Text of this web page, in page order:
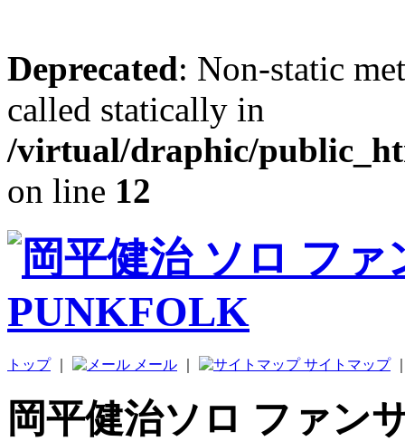
Deprecated: Non-static
called statically in
/virtual/draphic/
on line 12
トップ｜ メール サイトマップ
岡平健治ソロ ファン